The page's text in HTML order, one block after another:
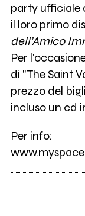
party ufficiale
il loro primo
dell’Amico
Per
di "The Saint
prezzo del
incluso un cd
Per info: